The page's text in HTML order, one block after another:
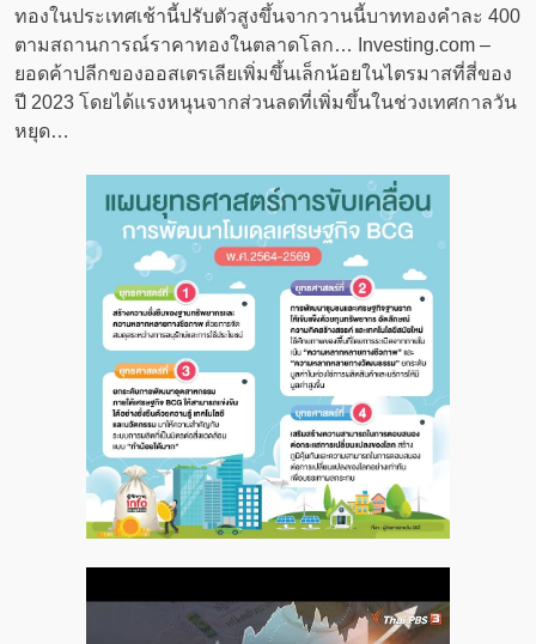
ทองในประเทศเช้านี้ปรับตัวสูงขึ้นจากวานนี้บาททองคำละ 400
ตามสถานการณ์ราคาทองในตลาดโลก… Investing.com –
ยอดค้าปลีกของออสเตรเลียเพิ่มขึ้นเล็กน้อยในไตรมาสที่สี่ของ
ปี 2023 โดยได้แรงหนุนจากส่วนลดที่เพิ่มขึ้นในช่วงเทศกาลวัน
หยุด…